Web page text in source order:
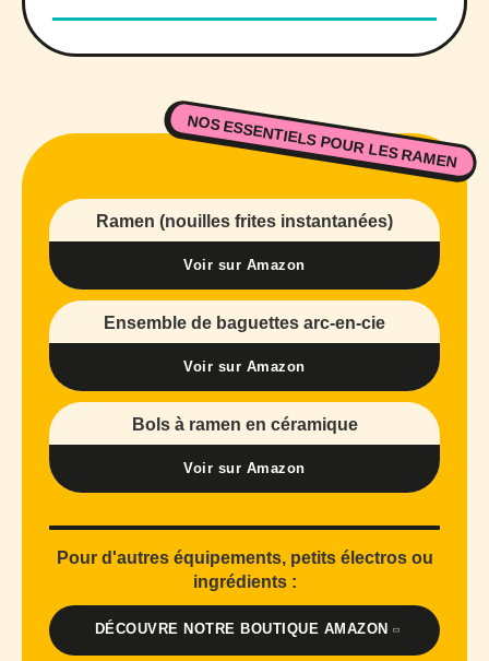
NOS ESSENTIELS POUR LES RAMEN
Ramen (nouilles frites instantanées)
Voir sur Amazon
Ensemble de baguettes arc-en-cie
Voir sur Amazon
Bols à ramen en céramique
Voir sur Amazon
Pour d'autres équipements, petits électros ou
ingrédients :
DÉCOUVRE NOTRE BOUTIQUE AMAZON